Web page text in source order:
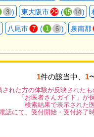
3 ) 東大阪市 29 (15 14)
八尾市 7 ( 1 6 ) 泉南郡
1件の該当中、 1
れた方の体験が反映された
「お医者さんガイド」が
検索結果で表示された
話にて、受付開始・受付終了